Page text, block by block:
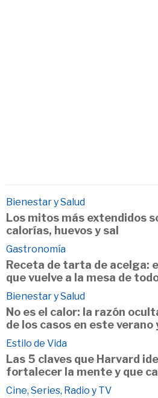
Bienestar y Salud
Los mitos más extendidos
calorías, huevos y sal
Gastronomía
Receta de tarta de acelga:
que vuelve a la mesa de
Bienestar y Salud
No es el calor: la razón
de los casos en este
Estilo de Vida
Las 5 claves que Harvard
fortalecer la mente y que
Cine, Series, Radio y TV